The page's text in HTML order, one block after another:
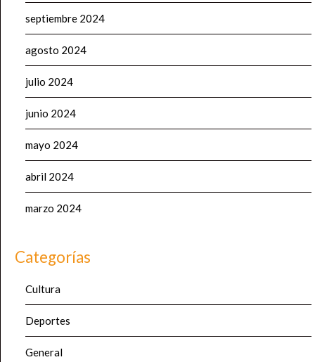
septiembre 2024
agosto 2024
julio 2024
junio 2024
mayo 2024
abril 2024
marzo 2024
Categorías
Cultura
Deportes
General